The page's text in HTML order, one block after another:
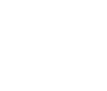
Appen koster ikke
Hent appen i